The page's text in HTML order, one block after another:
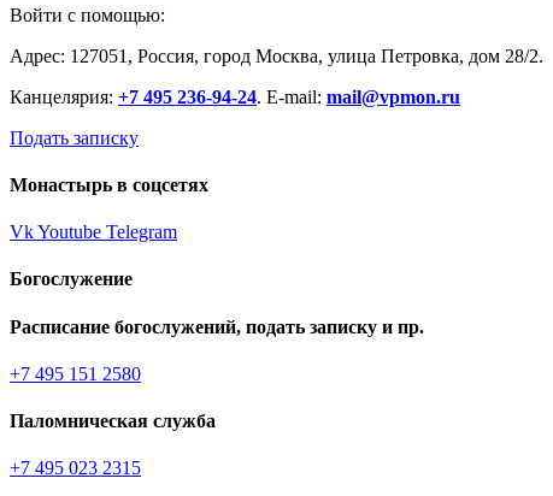
Войти с помощью:
Адрес: 127051, Россия, город Москва, улица Петровка, дом 28/2.
Канцелярия: +7 495 236-94-24. E-mail: mail@vpmon.ru
Подать записку
Монастырь в соцсетях
VkYoutube Telegram
Богослужение
Расписание богослужений, подать записку и пр.
+7 495 151 2580
Паломническая служба
+7 495 023 2315